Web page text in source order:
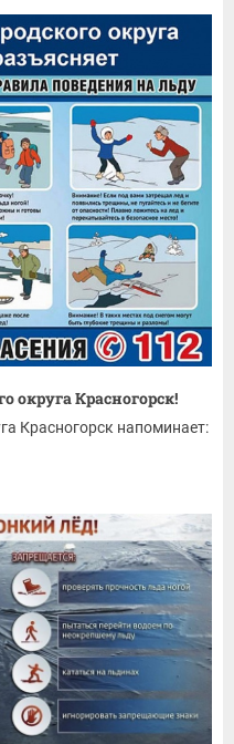
округа Красногорск!
Красногорск напоминает: